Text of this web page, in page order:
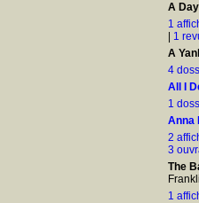
A
1
1
A
4
All I
1
Anna
2
3
The
1